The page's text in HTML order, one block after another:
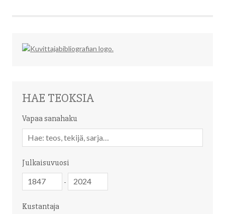
HAE TEOKSIA
Vapaa sanahaku
sanahaku
Julkaisuvuosi
-
Kustantaja